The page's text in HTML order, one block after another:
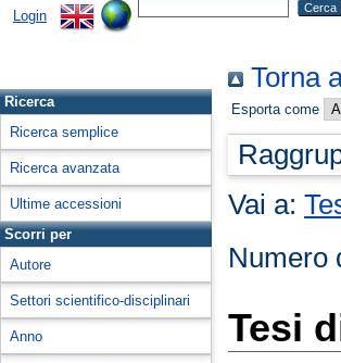
Login
Ricerca
Ricerca semplice
Ricerca avanzata
Ultime accessioni
Scorri per
Autore
Settori scientifico-disciplinari
Anno
Torna
Esporta come
Vai a:
Numero
Tesi